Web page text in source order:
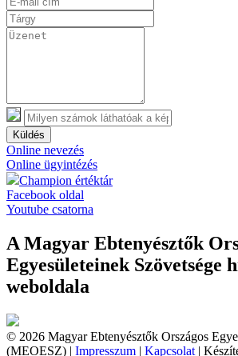
Küldés
Online nevezés
Online ügyintézés
Champion értéktár
Facebook oldal
Youtube csatorna
A Magyar Ebtenyésztők
Egyesületeinek Szövetsége
weboldala
© 2026 Magyar Ebtenyésztők Országos
(MEOESZ) | Impresszum | Kapcsolat |